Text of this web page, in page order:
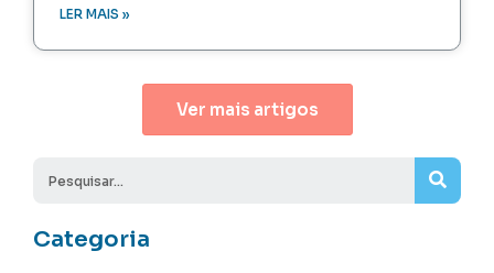
LER MAIS »
Ver mais artigos
Categoria